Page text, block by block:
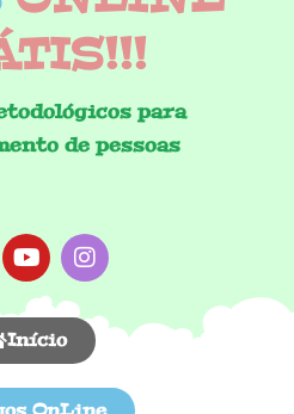
para
de pessoas
Início